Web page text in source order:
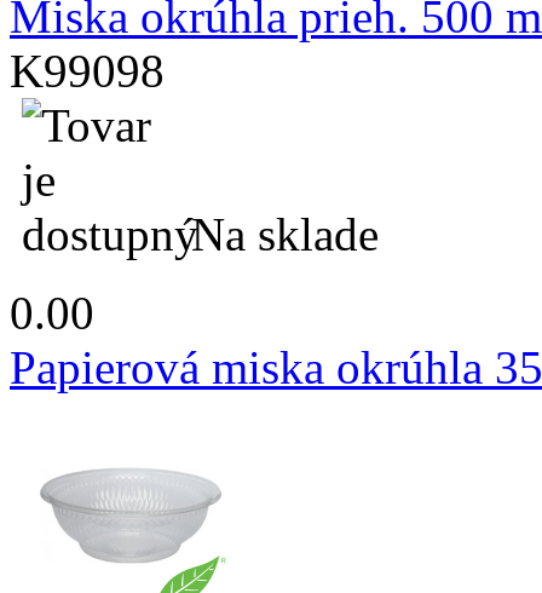
Miska okrúhla prieh. 500
K99098
Na sklade
0.00
Papierová miska okrúhla